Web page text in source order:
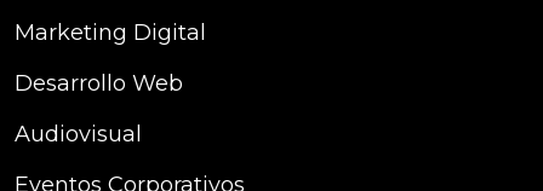
Marketing Digital
Desarrollo Web
Audiovisual
Eventos Corporativos